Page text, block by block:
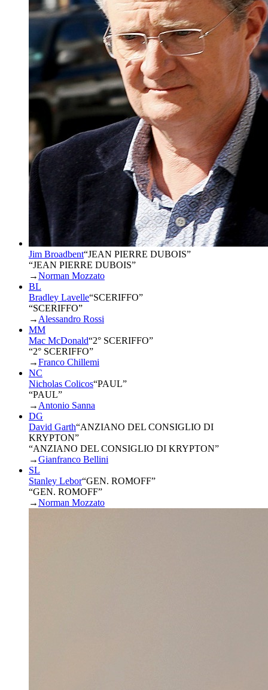
Jim Broadbent“JEAN PIERRE DUBOIS”
“JEAN PIERRE DUBOIS”
→Norman Mozzato
BL
Bradley Lavelle“SCERIFFO”
“SCERIFFO”
→ Alessandro Rossi
MM
Mac McDonald“2° SCERIFFO”
“2° SCERIFFO”
→Franco Chillemi
NC
Nicholas Colicos“PAUL”
“PAUL”
→ Antonio Sanna
DG
David Garth“ANZIANO DEL CONSIGLIO DI
KRYPTON”
“ANZIANO DEL CONSIGLIO DI KRYPTON”
→Gianfranco Bellini
SL
Stanley Lebor“GEN. ROMOFF”
“GEN. ROMOFF”
→Norman Mozzato